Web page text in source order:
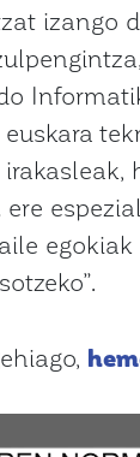
izango
egokiak